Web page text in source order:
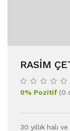
RASIM
0% Pozitif(0
30 yıllık halı